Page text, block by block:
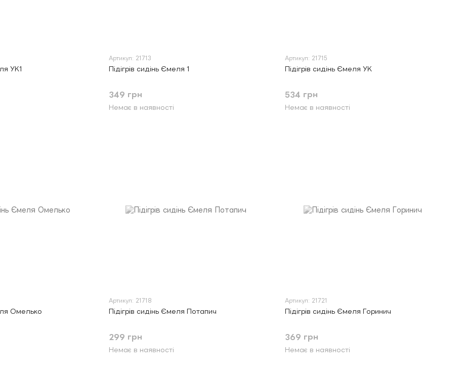
УК1
Артикул: 21713
Підігрів сидінь Ємеля 1
349 грн
Немає в наявності
Артикул: 21715
Підігрів сидінь Ємеля УК
534 грн
Немає в наявності
Омелько
Артикул: 21718
Підігрів сидінь Ємеля Потапич
299 грн
Немає в наявності
Артикул: 21721
Підігрів сидінь Ємеля Горинич
369 грн
Немає в наявності